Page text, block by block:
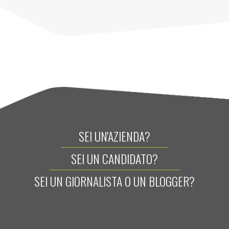
SEI UN'AZIENDA?
SEI UN CANDIDATO?
SEI UN GIORNALISTA O UN BLOGGER?